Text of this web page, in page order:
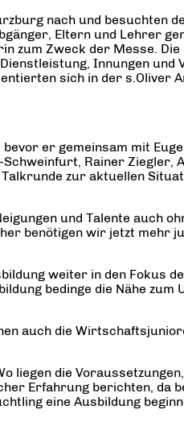
nach und besuchten
Eltern und Lehrer
zum Zweck der Messe.
Innungen und
sich in der s.Oliver
er gemeinsam mit
Rainer Ziegler,
zur aktuellen
und Talente auch
benötigen wir jetzt mehr
weiter in den Fokus
bedinge die Nähe zum
auch die
die
Erfahrung berichten, da
eine Ausbildung